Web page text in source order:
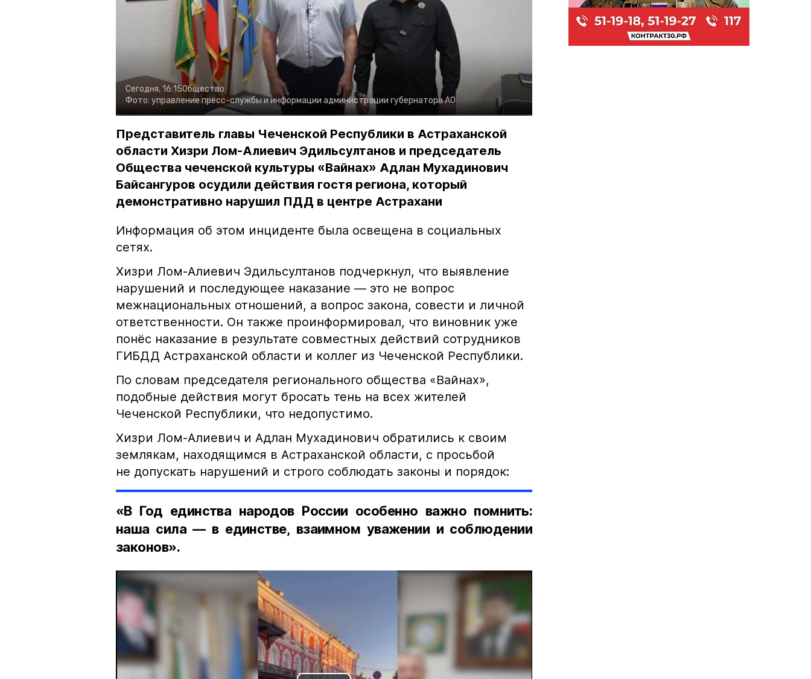
Сегодня, 16:15Общество
Фото: управление пресс-службы и информации администрации губернатора АО
Представитель главы Чеченской Республики в Астраханской
области Хизри Лом-Алиевич Эдильсултанов и председатель
Общества чеченской культуры «Вайнах» Адлан Мухадинович
Байсангуров осудили действия гостя региона, который
демонстративно нарушил ПДД в центре Астрахани
Информация об этом инциденте была освещена в социальных
сетях.
Хизри Лом-Алиевич Эдильсултанов подчеркнул, что выявление
нарушений и последующее наказание — это не вопрос
межнациональных отношений, а вопрос закона, совести и личной
ответственности. Он также проинформировал, что виновник уже
понёс наказание в результате совместных действий сотрудников
ГИБДД Астраханской области и коллег из Чеченской Республики.
По словам председателя регионального общества «Вайнах»,
подобные действия могут бросать тень на всех жителей
Чеченской Республики, что недопустимо.
Хизри Лом-Алиевич и Адлан Мухадинович обратились к своим
землякам, находящимся в Астраханской области, с просьбой
не допускать нарушений и строго соблюдать законы и порядок:
«В Год единства народов России особенно важно помнить:
наша сила — в единстве, взаимном уважении и соблюдении
законов».